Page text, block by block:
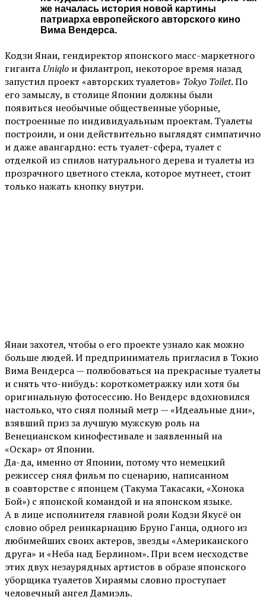
же началась история новой картины
патриарха европейского авторского кино
Вима Вендерса.
Кодзи Янаи, гендиректор японского масс-маркетного
гиганта Uniqlo и филантроп, некоторое время назад
запустил проект «авторских туалетов» Tokyo Toilet. По
его замыслу, в столице Японии должны были
появиться необычные общественные уборные,
построенные по индивидуальным проектам. Туалеты
построили, и они действительно выглядят симпатично
и даже авангардно: есть туалет-сфера, туалет с
отделкой из спилов натурального дерева и туалеты из
прозрачного цветного стекла, которое мутнеет, стоит
только нажать кнопку внутри.
Янаи захотел, чтобы о его проекте узнало как можно
больше людей. И предприниматель пригласил в Токио
Вима Вендерса — полюбоваться на прекрасные туалеты
и снять что-нибудь: короткометражку или хотя бы
оригинальную фотосессию. Но Вендерс вдохновился
настолько, что снял полный метр — «Идеальные дни»,
взявший приз за лучшую мужскую роль на
Венецианском кинофестивале и заявленный на
«Оскар» от Японии.
Да-да, именно от Японии, потому что немецкий
режиссер снял фильм по сценарию, написанном
в соавторстве с японцем (Такума Такасаки, «Хонока
Бой») с японской командой и на японском языке.
А в лице исполнителя главной роли Кодзи Якусё он
словно обрел реинкарнацию Бруно Ганца, одного из
любимейших своих актеров, звезды «Американского
друга» и «Неба над Берлином». При всем несходстве
этих двух незаурядных артистов в образе японского
уборщика туалетов Хираямы словно проступает
человечный ангел Дамиэль.